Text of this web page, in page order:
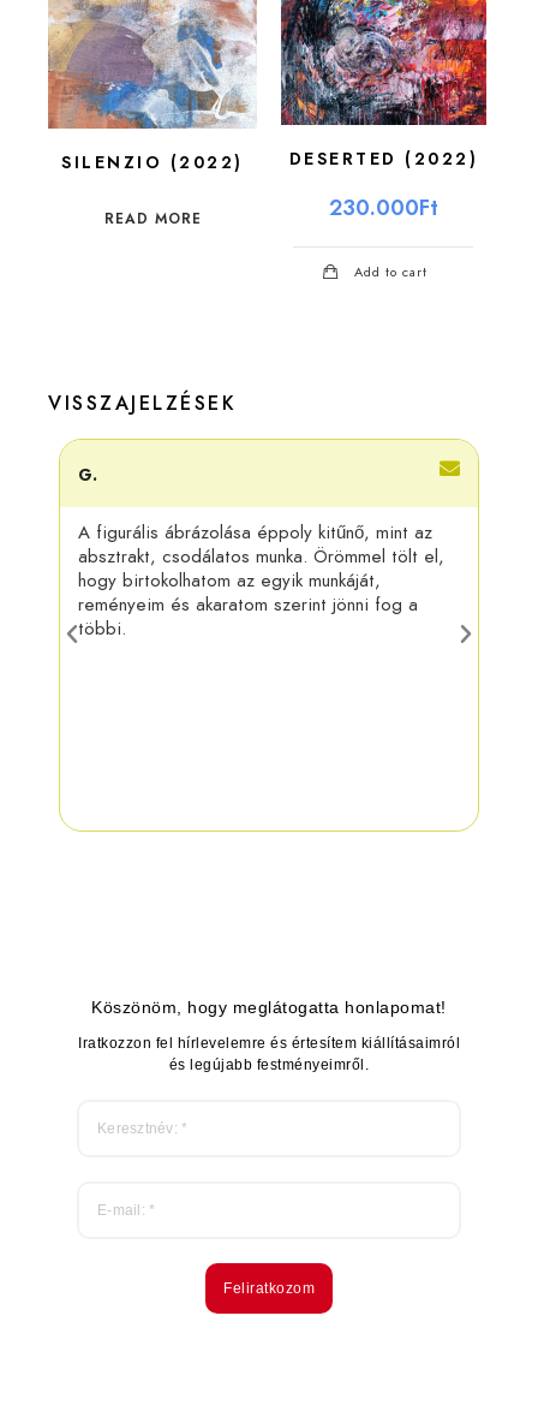
SILENZIO (2022)
READ MORE
DESERTED (2022)
230.000Ft
Add to cart
VISSZAJELZÉSEK
G.
A figurális ábrázolása éppoly kitűnő, mint az
absztrakt, csodálatos munka. Örömmel tölt el,
hogy birtokolhatom az egyik munkáját,
reményeim és akaratom szerint jönni fog a
többi.
Köszönöm, hogy meglátogatta honlapomat!
Iratkozzon fel hírlevelemre és értesítem kiállításaimról
és legújabb festményeimről.
Feliratkozom